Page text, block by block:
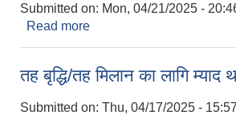
Submitted on: Mon, 04/21/2025 -
Read more
तह बृद्धि/तह मिलान का लागि म्याद
Submitted on: Thu, 04/17/2025 - 15:57